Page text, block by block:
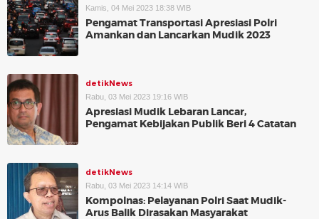
Kamis, 04 Mei 2023 18:38 WIB
Pengamat Transportasi Apresiasi Polri
Amankan dan Lancarkan Mudik 2023
detikNews
Rabu, 03 Mei 2023 19:16 WIB
Apresiasi Mudik Lebaran Lancar,
Pengamat Kebijakan Publik Beri 4 Catatan
detikNews
Rabu, 03 Mei 2023 14:14 WIB
Kompolnas: Pelayanan Polri Saat Mudik-
Arus Balik Dirasakan Masyarakat